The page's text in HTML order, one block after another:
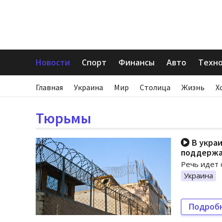
Новости Спорт Финансы Авто
Главная Украина Мир Столица Жизнь
Тюрьмы
В
Речь идет
Украина